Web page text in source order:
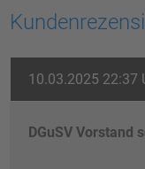
10.03.2025 22:37
DGuSV Vorstand